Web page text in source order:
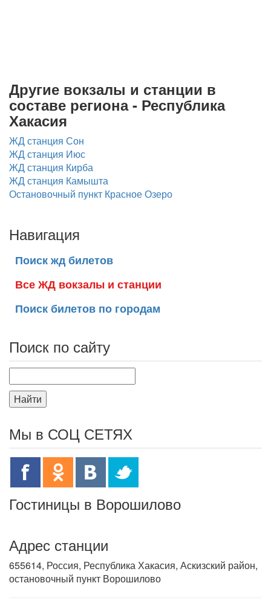
Другие вокзалы и станции в
составе региона - Республика
Хакасия
ЖД станция Сон
ЖД станция Июс
ЖД станция Кирба
ЖД станция Камышта
Остановочный пункт Красное Озеро
Навигация
Поиск жд билетов
Все ЖД вокзалы и станции
Поиск билетов по городам
Поиск по сайту
Найти
Мы в СОЦ СЕТЯХ
Гостиницы в Ворошилово
Адрес станции
655614, Россия, Республика Хакасия, Аскизский район,
остановочный пункт Ворошилово